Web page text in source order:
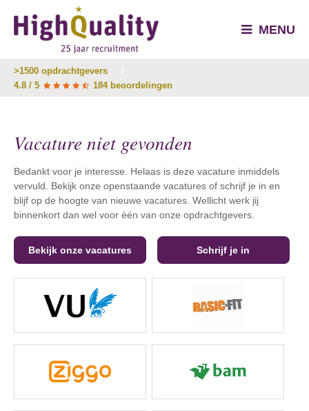
MENU
>1500 opdrachtgevers
4.8 / 5
184 beoordelingen
Vacature niet gevonden
Bedankt voor je interesse. Helaas is deze vacature inmiddels
vervuld. Bekijk onze openstaande vacatures of schrijf je in en
blijf op de hoogte van nieuwe vacatures. Wellicht werk jij
binnenkort dan wel voor één van onze opdrachtgevers.
Bekijk onze vacatures Schrijf je in